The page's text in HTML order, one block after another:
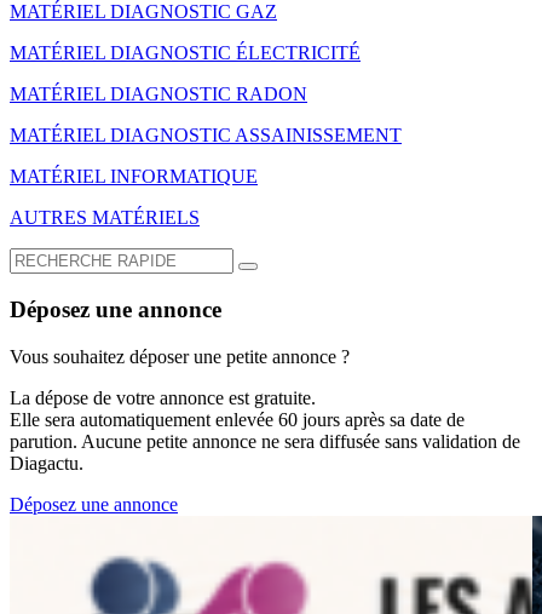
MATÉRIEL DIAGNOSTIC GAZ
MATÉRIEL DIAGNOSTIC ÉLECTRICITÉ
MATÉRIEL DIAGNOSTIC RADON
MATÉRIEL DIAGNOSTIC ASSAINISSEMENT
MATÉRIEL INFORMATIQUE
AUTRES MATÉRIELS
Déposez une annonce
Vous souhaitez déposer une petite annonce ?
La dépose de votre annonce est gratuite.
Elle sera automatiquement enlevée 60 jours après sa date de
parution. Aucune petite annonce ne sera diffusée sans validation de
Diagactu.
Déposez une annonce